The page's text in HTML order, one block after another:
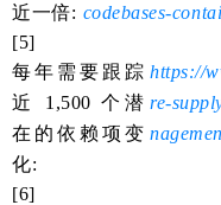
近一倍: codebases-
[5]
每年需要跟踪
近 1,500 个潜
在的依赖项变
化:
https://
re-
[6]